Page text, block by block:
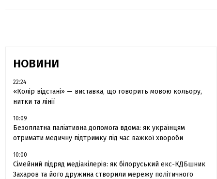
НОВИНИ
22:24
«Колір відстані» — виставка, що говорить мовою кольору,
нитки та лінії
10:09
Безоплатна паліативна допомога вдома: як українцям
отримати медичну підтримку під час важкої хвороби
10:00
Сімейний підряд медіакілерів: як білоруський екс-КДБшник
Захаров та його дружина створили мережу політичного